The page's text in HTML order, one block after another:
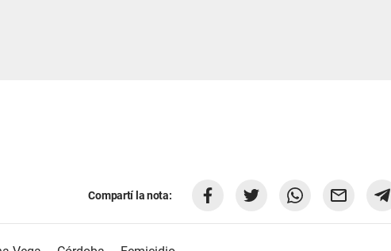
Compartí la nota: